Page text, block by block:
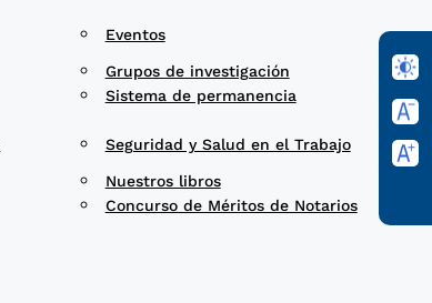
Eventos
Seguridad y Salud en el Trabajo
Sistema de permanencia
Concurso de Méritos de Notarios
Grupos de investigación
Nuestros libros